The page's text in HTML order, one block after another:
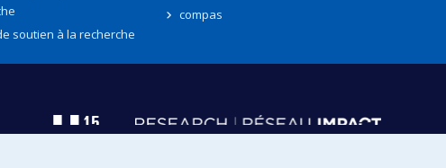
soutien à la recherche
compas